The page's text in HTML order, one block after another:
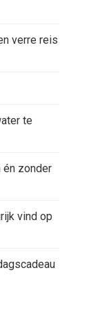
verre reis
te
én zonder
vind op